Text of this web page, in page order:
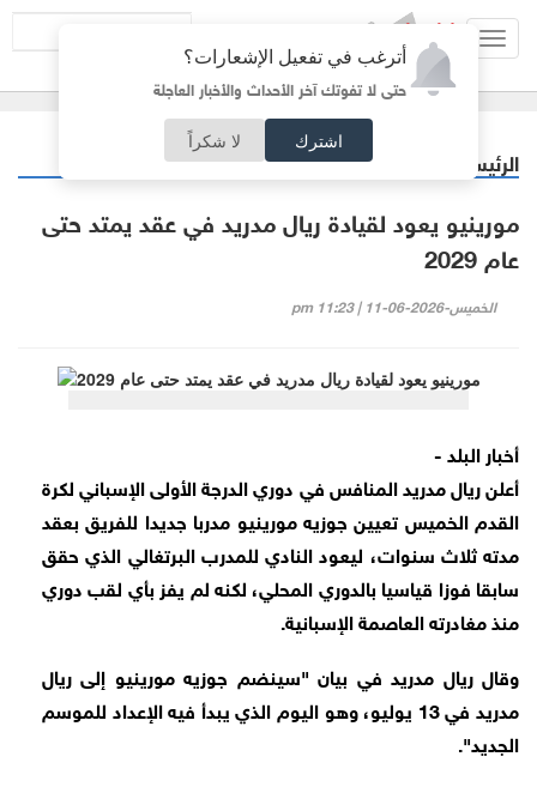
أترغب في تفعيل الإشعارات؟
حتى لا تفوتك آخر الأحداث والأخبار العاجلة
اشترك لا شكراً
الرئيسية
مورينيو يعود لقيادة ريال مدريد في عقد يمتد حتى
عام 2029
الخميس-2026-06-11 | 11:23 pm
أخبار البلد -
أعلن ريال مدريد المنافس في دوري الدرجة الأولى الإسباني لكرة
القدم الخميس تعيين جوزيه مورينيو مدربا جديدا للفريق بعقد
مدته ثلاث سنوات، ليعود النادي للمدرب البرتغالي الذي حقق
سابقا فوزا قياسيا بالدوري المحلي، لكنه لم يفز بأي لقب دوري
منذ مغادرته العاصمة الإسبانية.
وقال ريال مدريد في بيان "سينضم جوزيه مورينيو إلى ريال
مدريد في 13 يوليو، وهو اليوم الذي يبدأ فيه الإعداد للموسم
الجديد".